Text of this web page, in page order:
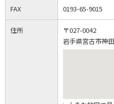
FAX 0193-65-9015
住所
〒027-0042
岩手県宮古市神